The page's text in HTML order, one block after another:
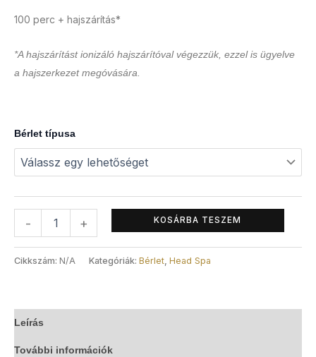
100 perc + hajszárítás*
*A hajszárítást ionizáló hajszárítóval végezzük, ezzel is ügyelve
a hajszerkezet megóvására.
Bérlet típusa
- + KOSÁRBA TESZEM
Cikkszám: N/A Kategóriák: Bérlet, Head Spa
Leírás
További információk